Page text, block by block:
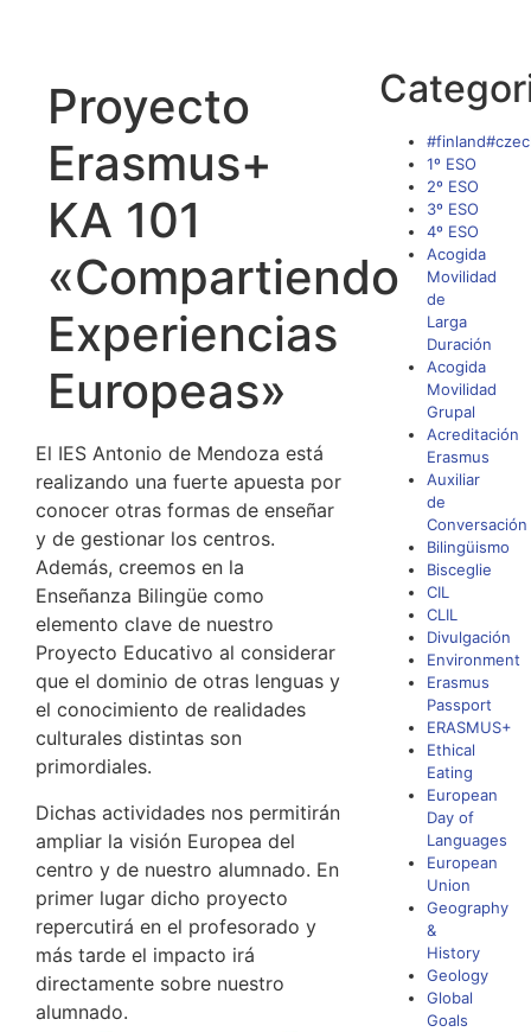
Proyecto
Erasmus+
KA 101
«Compartiendo
Experiencias
Europeas»
El IES Antonio de Mendoza está
realizando una fuerte apuesta por
conocer otras formas de enseñar
y de gestionar los centros.
Además, creemos en la
Enseñanza Bilingüe como
elemento clave de nuestro
Proyecto Educativo al considerar
que el dominio de otras lenguas y
el conocimiento de realidades
culturales distintas son
primordiales.
Dichas actividades nos permitirán
ampliar la visión Europea del
centro y de nuestro alumnado. En
primer lugar dicho proyecto
repercutirá en el profesorado y
más tarde el impacto irá
directamente sobre nuestro
alumnado.
1º ESO
2º ESO
3º ESO
4º ESO
Acogida
Movilidad
de
Larga
Duración
Acogida
Movilidad
Grupal
Acreditación
Erasmus
Auxiliar
de
Conversación
Bilingüismo
Bisceglie
CIL
CLIL
Divulgación
Environment
Erasmus
Passport
ERASMUS+
Ethical
Eating
European
Day of
Languages
European
Union
Geography
&
History
Geology
Global
Goals